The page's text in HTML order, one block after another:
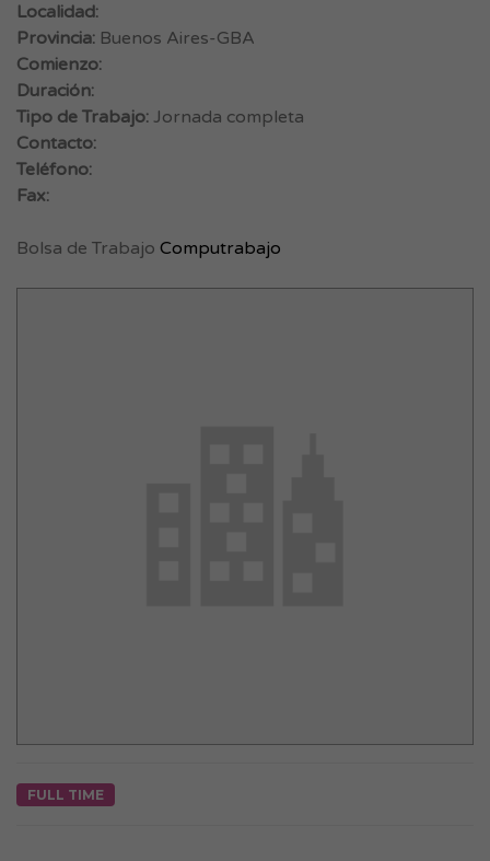
Localidad:
Provincia: Buenos Aires-GBA
Comienzo:
Duración:
Tipo de Trabajo: Jornada completa
Contacto:
Teléfono:
Fax:
Bolsa de Trabajo Computrabajo
FULL TIME